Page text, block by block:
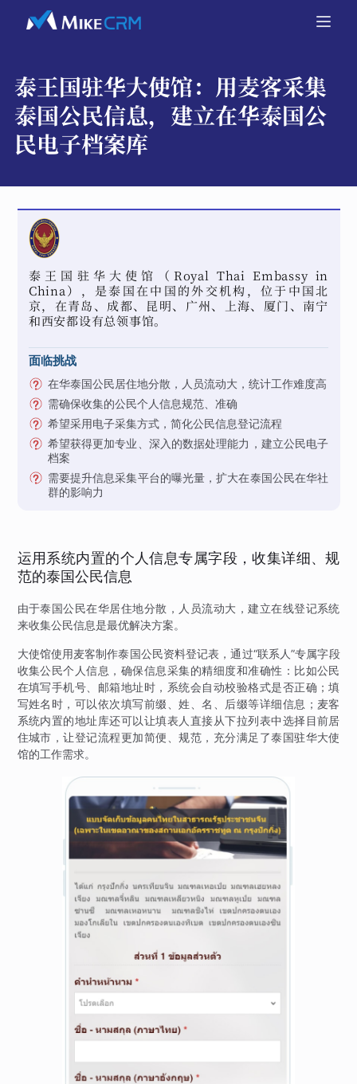
泰王国驻华大使馆： 用麦客采集
泰国公民信息，建立在华泰国公
民电子档案库
泰王国驻华大使馆（Royal Thai Embassy in
China），是泰国在中国的外交机构，位于中国北
京，在青岛、成都、昆明、广州、上海、厦门、南宁
和西安都设有总领事馆。
面临挑战
在华泰国公民居住地分散，人员流动大，统计工作难度高
需确保收集的公民个人信息规范、准确
希望采用电子采集方式，简化公民信息登记流程
希望获得更加专业、深入的数据处理能力，建立公民电子
档案
需要提升信息采集平台的曝光量，扩大在泰国公民在华社
群的影响力
运用系统内置的个人信息专属字段，收集详细、规
范的泰国公民信息
由于泰国公民在华居住地分散，人员流动大，建立在线登记系统
来收集公民信息是最优解决方案。
大使馆使用麦客制作泰国公民资料登记表，通过“联系人”专属字段
收集公民个人信息，确保信息采集的精细度和准确性：比如公民
在填写手机号、邮箱地址时，系统会自动校验格式是否正确；填
写姓名时，可以依次填写前缀、姓、名、后缀等详细信息；麦客
系统内置的地址库还可以让填表人直接从下拉列表中选择目前居
住城市，让登记流程更加简便、规范，充分满足了泰国驻华大使
馆的工作需求。